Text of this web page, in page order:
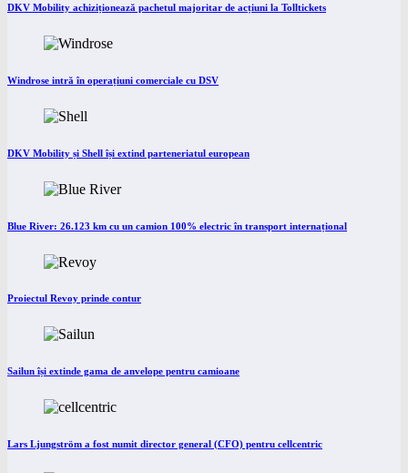
DKV Mobility achiziționează pachetul majoritar de acțiuni la Tolltickets
Windrose intră în operațiuni comerciale cu DSV
DKV Mobility și Shell își extind parteneriatul european
Blue River: 26.123 km cu un camion 100% electric în transport internațional
Proiectul Revoy prinde contur
Sailun își extinde gama de anvelope pentru camioane
Lars Ljungström a fost numit director general (CFO) pentru cellcentric